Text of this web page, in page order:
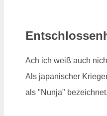
Ach ich weiß auch
Als japanischer
als "Nunja" bezeichnet.